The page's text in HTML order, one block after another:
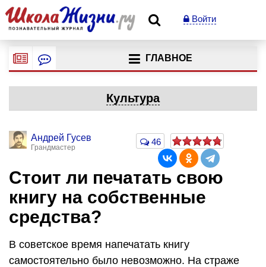
Войти
ГЛАВНОЕ
Культура
Андрей Гусев
Грандмастер
46
Стоит ли печатать свою
книгу на собственные
средства?
В советское время напечатать книгу
самостоятельно было невозможно. На страже